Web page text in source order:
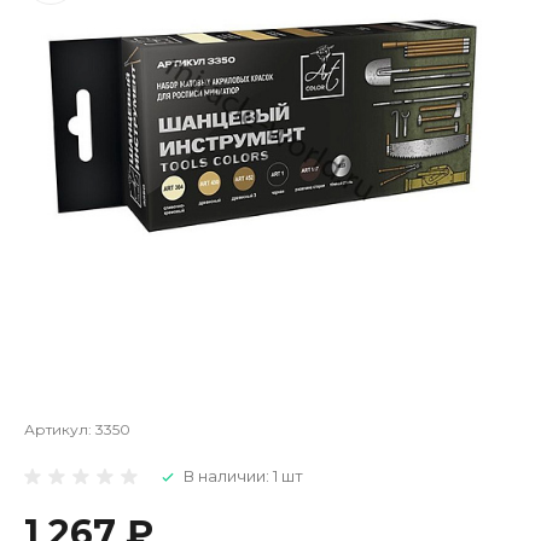
Артикул: 3350
В наличии: 1 шт